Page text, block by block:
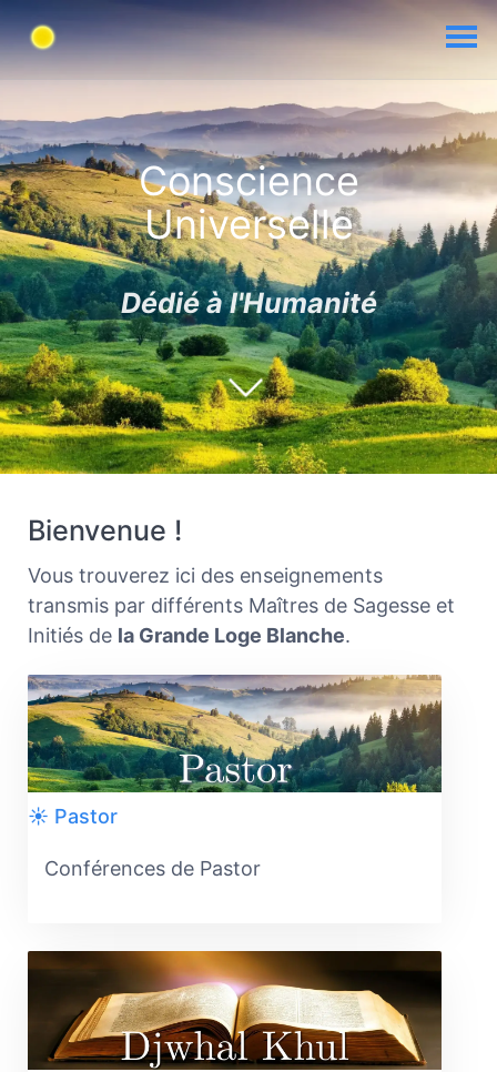
Conscience
Universelle
Dédié à l'Humanité
Bienvenue !
Vous trouverez ici des enseignements
transmis par différents Maîtres de Sagesse et
Initiés de la Grande Loge Blanche.
☀️ Pastor
Conférences de Pastor